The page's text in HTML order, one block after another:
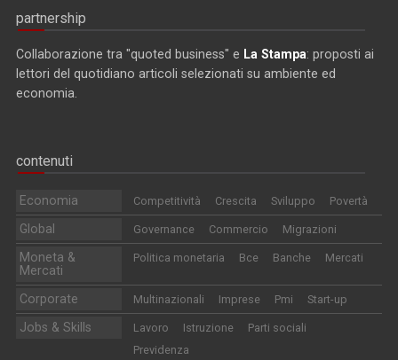
partnership
Collaborazione tra "quoted business" e La Stampa: proposti ai
lettori del quotidiano articoli selezionati su ambiente ed
economia.
contenuti
Economia Competitività Crescita Sviluppo Povertà
Global Governance Commercio Migrazioni
Moneta &
Mercati
Politica monetaria Bce Banche Mercati
Corporate Multinazionali Imprese Pmi Start-up
Jobs & Skills Lavoro Istruzione
Parti sociali
Previdenza